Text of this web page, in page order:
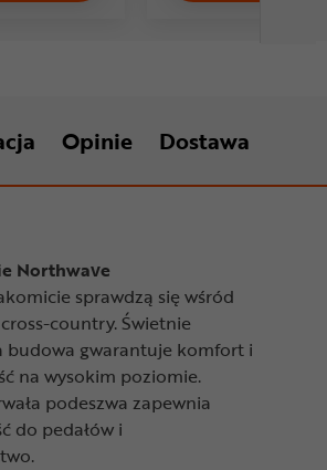
Opinie Dostawa
Northwave
sprawdzą się wśród
country. Świetnie
budowa gwarantuje komfort i
na wysokim poziomie.
podeszwa zapewnia
do pedałów i